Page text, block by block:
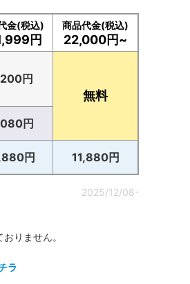
金(税込)
円
商品代金(税込)
22,000円~
円
無料
円
円 11,880円
2025/12/08-
りません。
ラ